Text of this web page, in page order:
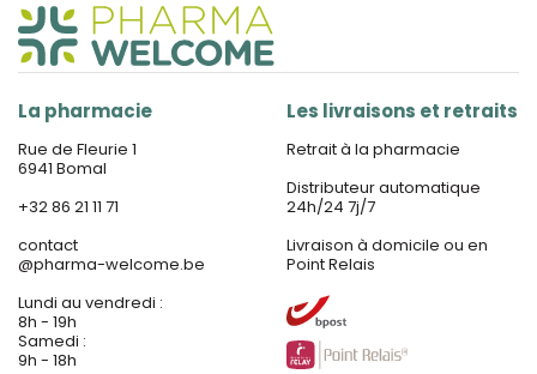
La pharmacie
Rue de Fleurie 1
6941 Bomal
+32 86 21 11 71
contact
@pharma-welcome.be
Lundi au vendredi :
8h - 19h
Samedi :
9h - 18h
Les livraisons et retraits
Retrait à la pharmacie
Distributeur automatique
24h/24 7j/7
Livraison à domicile ou en
Point Relais